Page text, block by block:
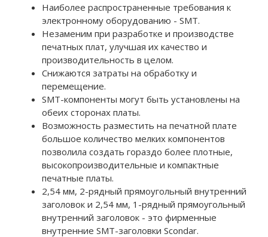
Наиболее распространенные требования к
электронному оборудованию - SMT.
Незаменим при разработке и производстве
печатных плат, улучшая их качество и
производительность в целом.
Снижаются затраты на обработку и
перемещение.
SMT-компоненты могут быть установлены на
обеих сторонах платы.
Возможность разместить на печатной плате
большое количество мелких компонентов
позволила создать гораздо более плотные,
высокопроизводительные и компактные
печатные платы.
2,54 мм, 2-рядный прямоугольный внутренний
заголовок и 2,54 мм, 1-рядный прямоугольный
внутренний заголовок - это фирменные
внутренние SMT-заголовки Scondar.